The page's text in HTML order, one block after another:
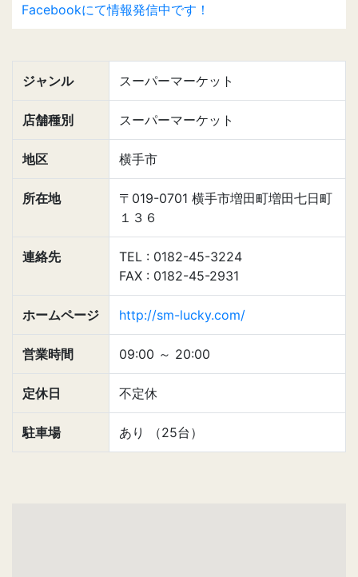
Facebookにて情報発信中です！
ジャンル スーパーマーケット
店舗種別 スーパーマーケット
地区 横手市
所在地
〒019-0701 横手市増田町増田七日町
１３６
連絡先
TEL : 0182-45-3224
FAX : 0182-45-2931
ホームページ http://sm-lucky.com/
営業時間 09:00 ～ 20:00
定休日 不定休
駐車場 あり （25台）